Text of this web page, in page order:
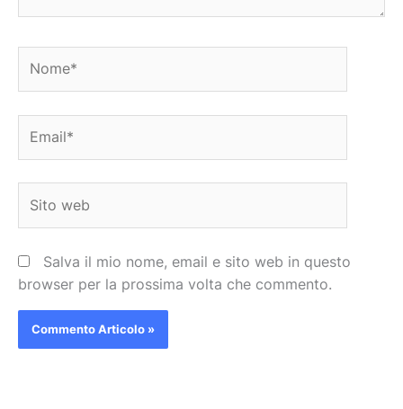
web
Salva il mio nome, email e sito web in questo
browser per la prossima volta che commento.